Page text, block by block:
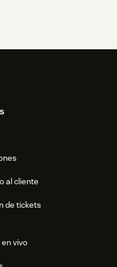
al cliente
de tickets
vivo